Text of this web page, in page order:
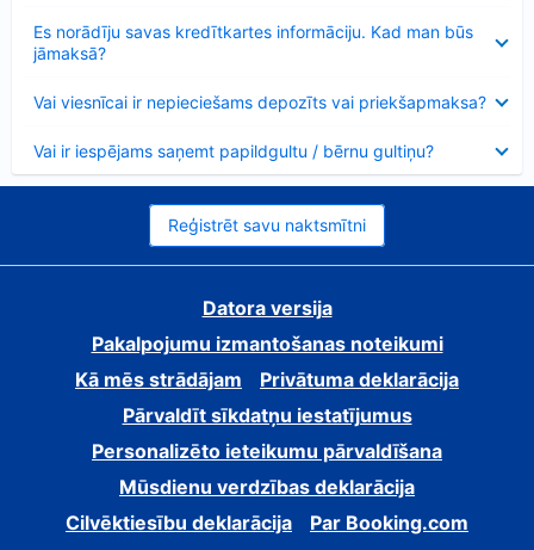
Es norādīju savas kredītkartes informāciju. Kad man būs
jāmaksā?
Vai viesnīcai ir nepieciešams depozīts vai priekšapmaksa?
Vai ir iespējams saņemt papildgultu / bērnu gultiņu?
Reģistrēt savu naktsmītni
Datora versija
Pakalpojumu izmantošanas noteikumi
Kā mēs strādājam
Privātuma deklarācija
Pārvaldīt sīkdatņu iestatījumus
Personalizēto ieteikumu pārvaldīšana
Mūsdienu verdzības deklarācija
Cilvēktiesību deklarācija
Par Booking.com